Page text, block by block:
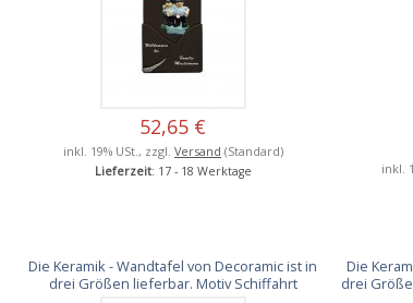
52,65 €
inkl. 19% USt., zzgl. Versand (Standard)
Lieferzeit: 17 - 18 Werktage inkl.
Die Keramik - Wandtafel von Decoramic ist in
drei Größen lieferbar. Motiv Schiffahrt
Die
drei